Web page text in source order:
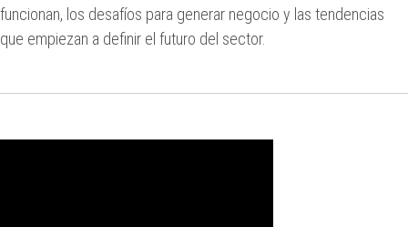
funcionan, los desafíos para generar negocio y las tendencias
que empiezan a definir el futuro del sector.